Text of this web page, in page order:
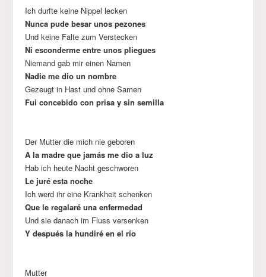
Ich durfte keine Nippel lecken
Nunca pude besar unos pezones
Und keine Falte zum Verstecken
Ni esconderme entre unos pliegues
Niemand gab mir einen Namen
Nadie me dio un nombre
Gezeugt in Hast und ohne Samen
Fui concebido con prisa y sin semilla
Der Mutter die mich nie geboren
A la madre que jamás me dio a luz
Hab ich heute Nacht geschworen
Le juré esta noche
Ich werd ihr eine Krankheit schenken
Que le regalaré una enfermedad
Und sie danach im Fluss versenken
Y después la hundiré en el río
Mutter